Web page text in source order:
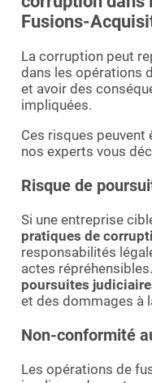
Fusions-
La corruption peut
dans les opérations
et avoir des
impliquées.
Ces risques
nos experts vous
Risque de
Si une entreprise
pratiques de
responsabilités
actes
poursuites
et des dommages à
Non-conformité
Les opérations de